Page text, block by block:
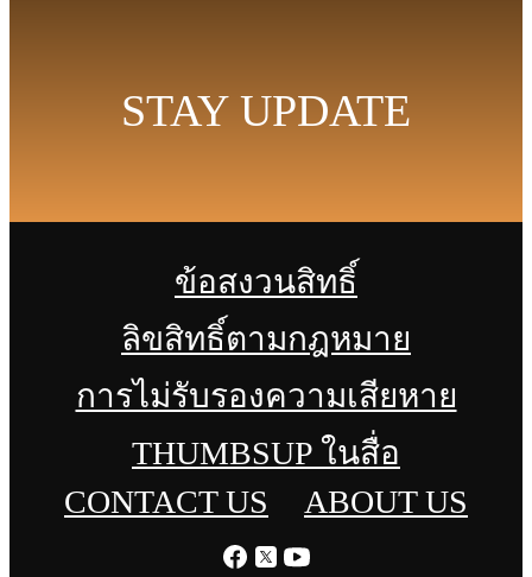
STAY UPDATE
ข้อสงวนสิทธิ์
ลิขสิทธิ์ตามกฎหมาย
การไม่รับรองความเสียหาย
THUMBSUP ในสื่อ
CONTACT US
ABOUT US